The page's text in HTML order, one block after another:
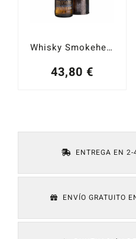
Whisky Smokehead Islay Single Malt 43%
43,80 €
ENTREGA EN
ENVÍO GRATUITO